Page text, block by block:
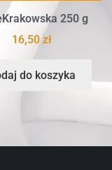
250 g
16,50zł
do koszyka